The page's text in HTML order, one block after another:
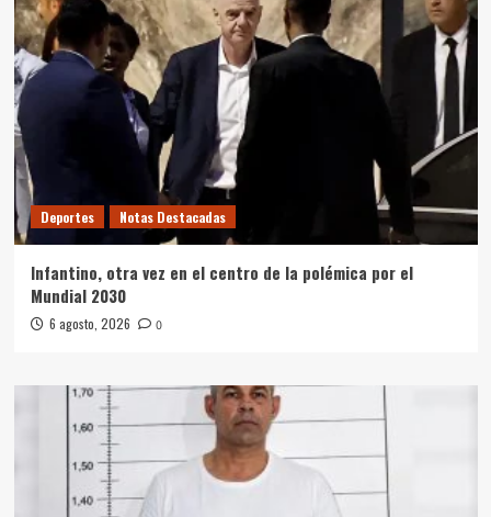
Deportes Notas Destacadas
Infantino, otra vez en el centro de la polémica por el
Mundial 2030
6 agosto, 2026 0